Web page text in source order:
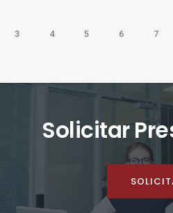
3 4 5 6 7
Solicitar